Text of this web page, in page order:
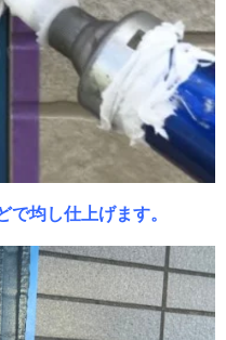
均し仕上げます。